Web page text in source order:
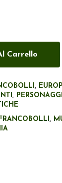
Carrello
,
,
,